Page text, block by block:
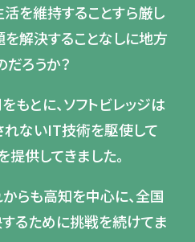
活を維持することすら厳し
を解決することなしに地方
ろうか？
とに、ソフトビレッジは
れないIT技術を駆使して
供してきました。
らも高知を中心に、全国
るために挑戦を続けてま